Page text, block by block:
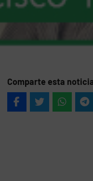
Comparte esta